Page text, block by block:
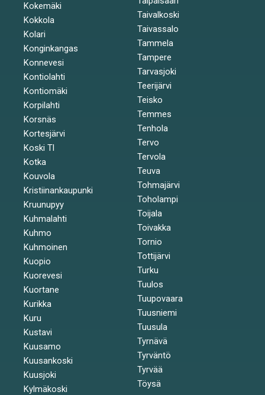
Kokemäki
Kokkola
Kolari
Konginkangas
Konnevesi
Kontiolahti
Kontiomäki
Korpilahti
Korsnäs
Kortesjärvi
Koski Tl
Kotka
Kouvola
Kristiinankaupunki
Kruunupyy
Kuhmalahti
Kuhmo
Kuhmoinen
Kuopio
Kuorevesi
Kuortane
Kurikka
Kuru
Kustavi
Kuusamo
Kuusankoski
Kuusjoki
Kylmäkoski
Taivalkoski
Taivassalo
Tammela
Tampere
Tarvasjoki
Teerijärvi
Teisko
Temmes
Tenhola
Tervo
Tervola
Teuva
Tohmajärvi
Toholampi
Toijala
Toivakka
Tornio
Tottijärvi
Turku
Tuulos
Tuupovaara
Tuusniemi
Tuusula
Tyrnävä
Tyrväntö
Tyrvää
Töysä